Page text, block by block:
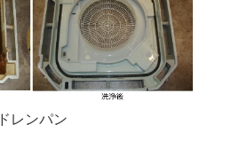
ドレンパン